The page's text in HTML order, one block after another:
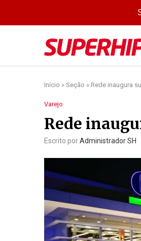
Início » Seção » Rede inaugura
Varejo
Rede
Escrito porAdministrador SH